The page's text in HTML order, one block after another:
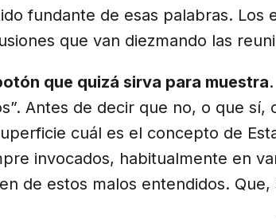
fundante de esas palabras. Los
que van diezmando las
que quizá sirva para muestra
Antes de decir que no, o que
cuál es el concepto de
invocados, habitualmente en
de estos malos entendidos.